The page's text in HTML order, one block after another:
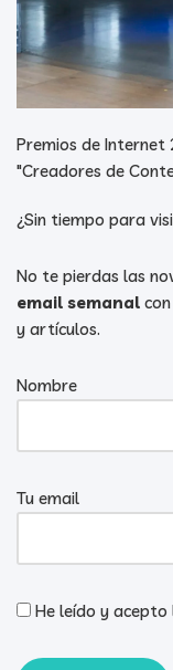
Premios de Internet
"Creadores de
¿Sin tiempo para
No te pierdas las
email semanal
y artículos.
Nombre
Tu email
He leído y acepto